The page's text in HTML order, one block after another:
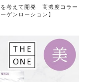
考えて開発 高濃度コラー
ゲンローション】